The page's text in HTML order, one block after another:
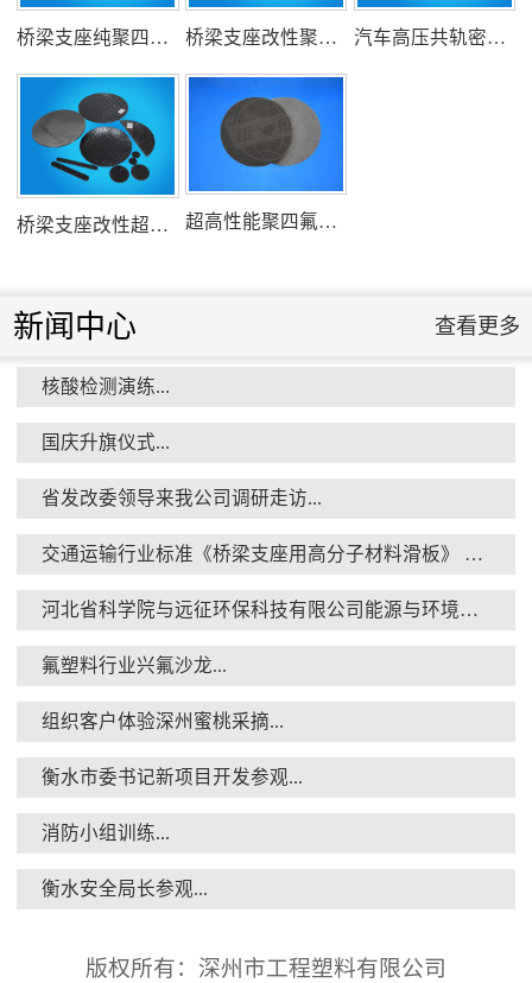
组织客户体验深州蜜桃采摘...
衡水市委书记新项目开发参观...
消防小组训练...
桥梁支座纯聚四氟乙烯滑板 桥梁支座改性聚四氟乙烯滑板 汽车高压共轨密封圈
桥梁支座改性超高分子量聚乙烯滑板 超高性能聚四氟乙烯滑板
新闻中心 查看更多
核酸检测演练...
国庆升旗仪式...
省发改委领导来我公司调研走访...
交通运输行业标准《桥梁支座用高分子材料滑板》 送审稿审查会在京召开...
河北省科学院与远征环保科技有限公司能源与环境新材料成果转化基地签约暨揭牌仪式...
氟塑料行业兴氟沙龙...
组织客户体验深州蜜桃采摘...
衡水市委书记新项目开发参观...
消防小组训练...
衡水安全局长参观...
版权所有：深州市工程塑料有限公司